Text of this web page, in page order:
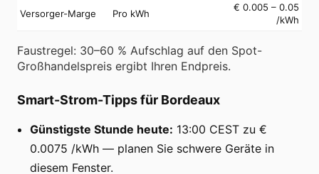
Versorger-Marge Pro kWh
€ 0.005 – 0.05
/kWh
Faustregel: 30–60 % Aufschlag auf den Spot-
Großhandelspreis ergibt Ihren Endpreis.
Smart-Strom-Tipps für Bordeaux
Günstigste Stunde heute: 13:00 CEST zu €
0.0075 /kWh — planen Sie schwere Geräte in
diesem Fenster.